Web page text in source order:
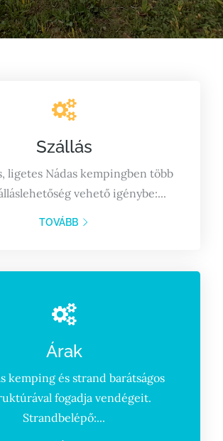
Szállás
ligetes Nádas kempingben több
vehető igénybe:...
TOVÁBB
Árak
kemping és strand barátságos
fogadja vendégeit.
Strandbelépő:...